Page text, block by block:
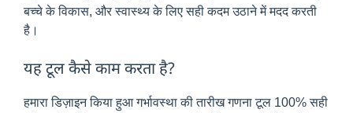
बच्चे के विकास, और स्वास्थ्य के लिए सही कदम उठाने में मदद करती
है।
यह टूल कैसे काम करता है?
हमारा डिज़ाइन किया हुआ गर्भावस्था की तारीख गणना टूल 100% सही